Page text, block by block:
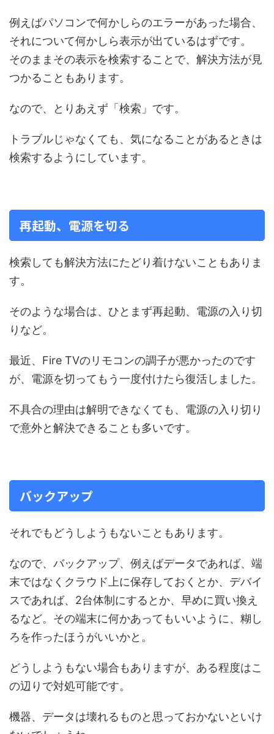
例えばパソコンで何かしらのエラーがあった場合、
それについて何かしら表示が出ているはずです。
そのままその表示を検索することで、解決方法が見
つかることもあります。
なので、とりあえず「検索」です。
トラブルじゃなくても、気になることがあるときは
検索するようにしています。
再起動、電源を切る
検索しても解決方法にたどり着けないこともありま
す。
そのような場合は、ひとまず再起動、電源の入り切
りなど。
最近、Fire TVのリモコンの調子が悪かったのです
が、電源を切ってもう一度付けたら復活しました。
不具合の理由は解明できなくても、電源の入り切り
で意外と解決できることも多いです。
バックアップ
それでもどうしようもないこともあります。
なので、バックアップ、例えばデータであれば、端
末ではなくクラウド上に保存しておくとか、デバイ
スであれば、2台体制にするとか、早めに買い換え
るなど。その端末に何かあってもいいように、糊し
ろを作ったほうがいいかと。
どうしようもない場合もありますが、ある程度はこ
の辺りで対処可能です。
機器、データは壊れるものと思っておかないといけ